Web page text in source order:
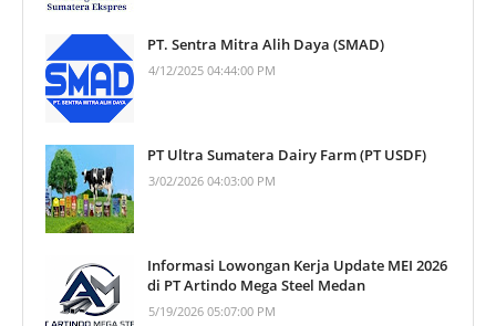
PT. Sentra Mitra Alih Daya (SMAD)
4/12/2025 04:44:00 PM
PT Ultra Sumatera Dairy Farm (PT USDF)
3/02/2026 04:03:00 PM
Informasi Lowongan Kerja Update MEI 2026
di PT Artindo Mega Steel Medan
5/19/2026 05:07:00 PM